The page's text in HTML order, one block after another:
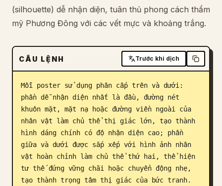
Giá cả
Blog
Cập nhật
(silhouette) dễ nhận diện, tuân thủ phong cách thẩm
mỹ Phương Đông với các vết mực và khoảng trắng.
CÂU LỆNH Trước khi dịch
Mỗi poster sử dụng phân cấp trên và dưới:
phần dễ nhận diện nhất là đầu, đường nét
khuôn mặt, mặt nạ hoặc đường viền ngoài của
nhân vật làm chủ thể thị giác lớn, tạo thành
hình dáng chính có độ nhận diện cao; phần
giữa và dưới được sắp xếp với hình ảnh nhân
vật hoàn chỉnh làm chủ thể thứ hai, thể hiện
tư thế đứng vững chãi hoặc chuyển động nhẹ,
tạo thành trọng tâm thị giác của bức tranh.